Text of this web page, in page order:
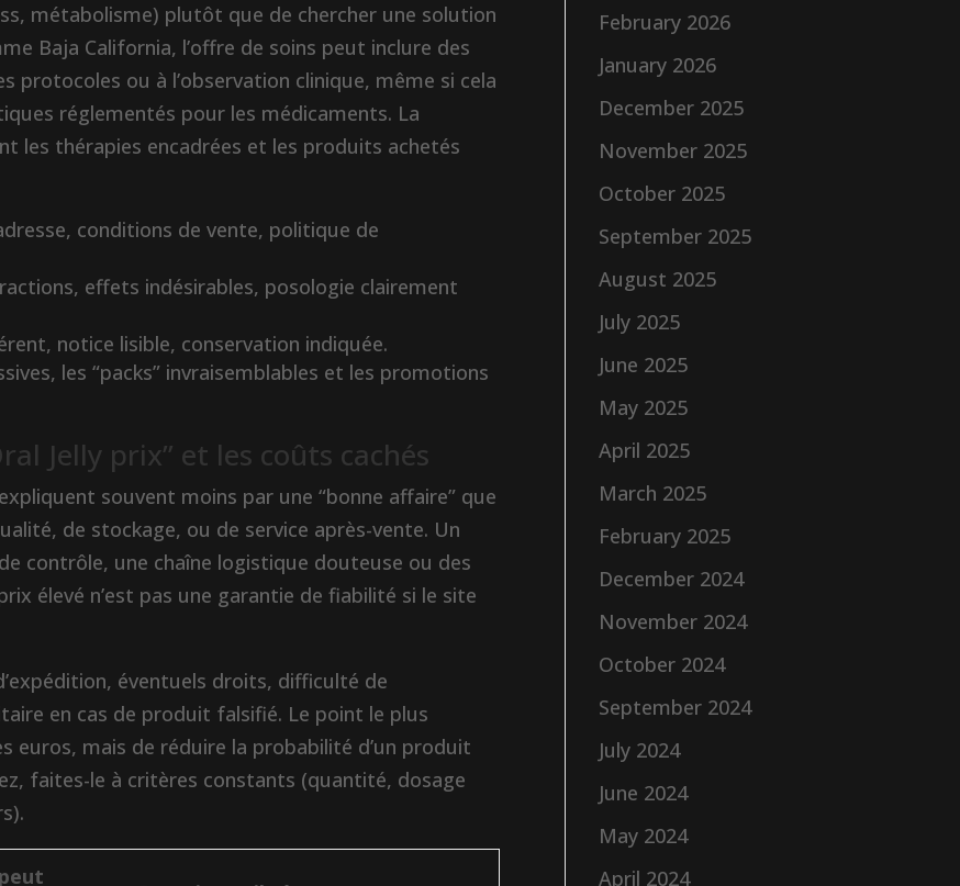
métabolisme) plutôt que de chercher une solution
Baja California, l’offre de soins peut inclure des
protocoles ou à l’observation clinique, même si cela
réglementés pour les médicaments. La
les thérapies encadrées et les produits achetés
conditions de vente, politique de
effets indésirables, posologie clairement
notice lisible, conservation indiquée.
les “packs” invraisemblables et les promotions
Jelly prix” et les coûts cachés
souvent moins par une “bonne affaire” que
de stockage, ou de service après-vente. Un
contrôle, une chaîne logistique douteuse ou des
élevé n’est pas une garantie de fiabilité si le site
éventuels droits, difficulté de
en cas de produit falsifié. Le point le plus
euros, mais de réduire la probabilité d’un produit
faites-le à critères constants (quantité, dosage
February 2026
January 2026
December 2025
November 2025
October 2025
September 2025
August 2025
July 2025
June 2025
May 2025
April 2025
March 2025
February 2025
December 2024
November 2024
October 2024
September 2024
July 2024
June 2024
May 2024
April 2024